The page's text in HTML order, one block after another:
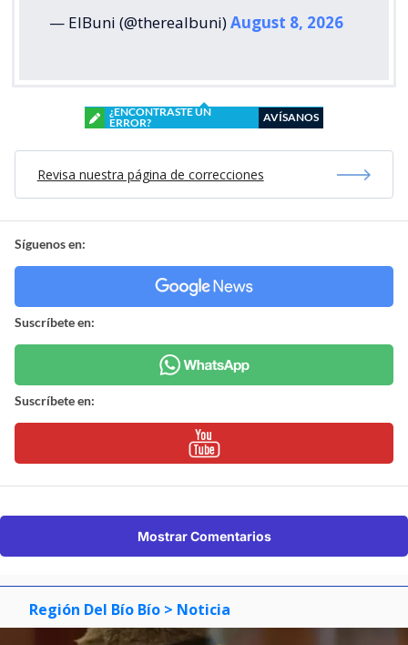
— ElBuni (@therealbuni)August 8, 2026
¿ENCONTRASTE UN
ERROR?
AVÍSANOS
Revisa nuestra página de correcciones
Síguenos en:
Suscríbete en:
Suscríbete en:
Mostrar Comentarios
Región Del Bío Bío > Noticia